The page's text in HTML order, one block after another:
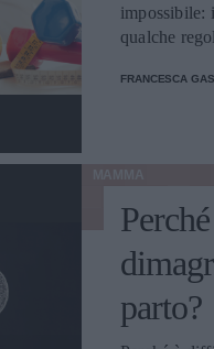
impossibile:
qualche
FRANCESCA
parto?